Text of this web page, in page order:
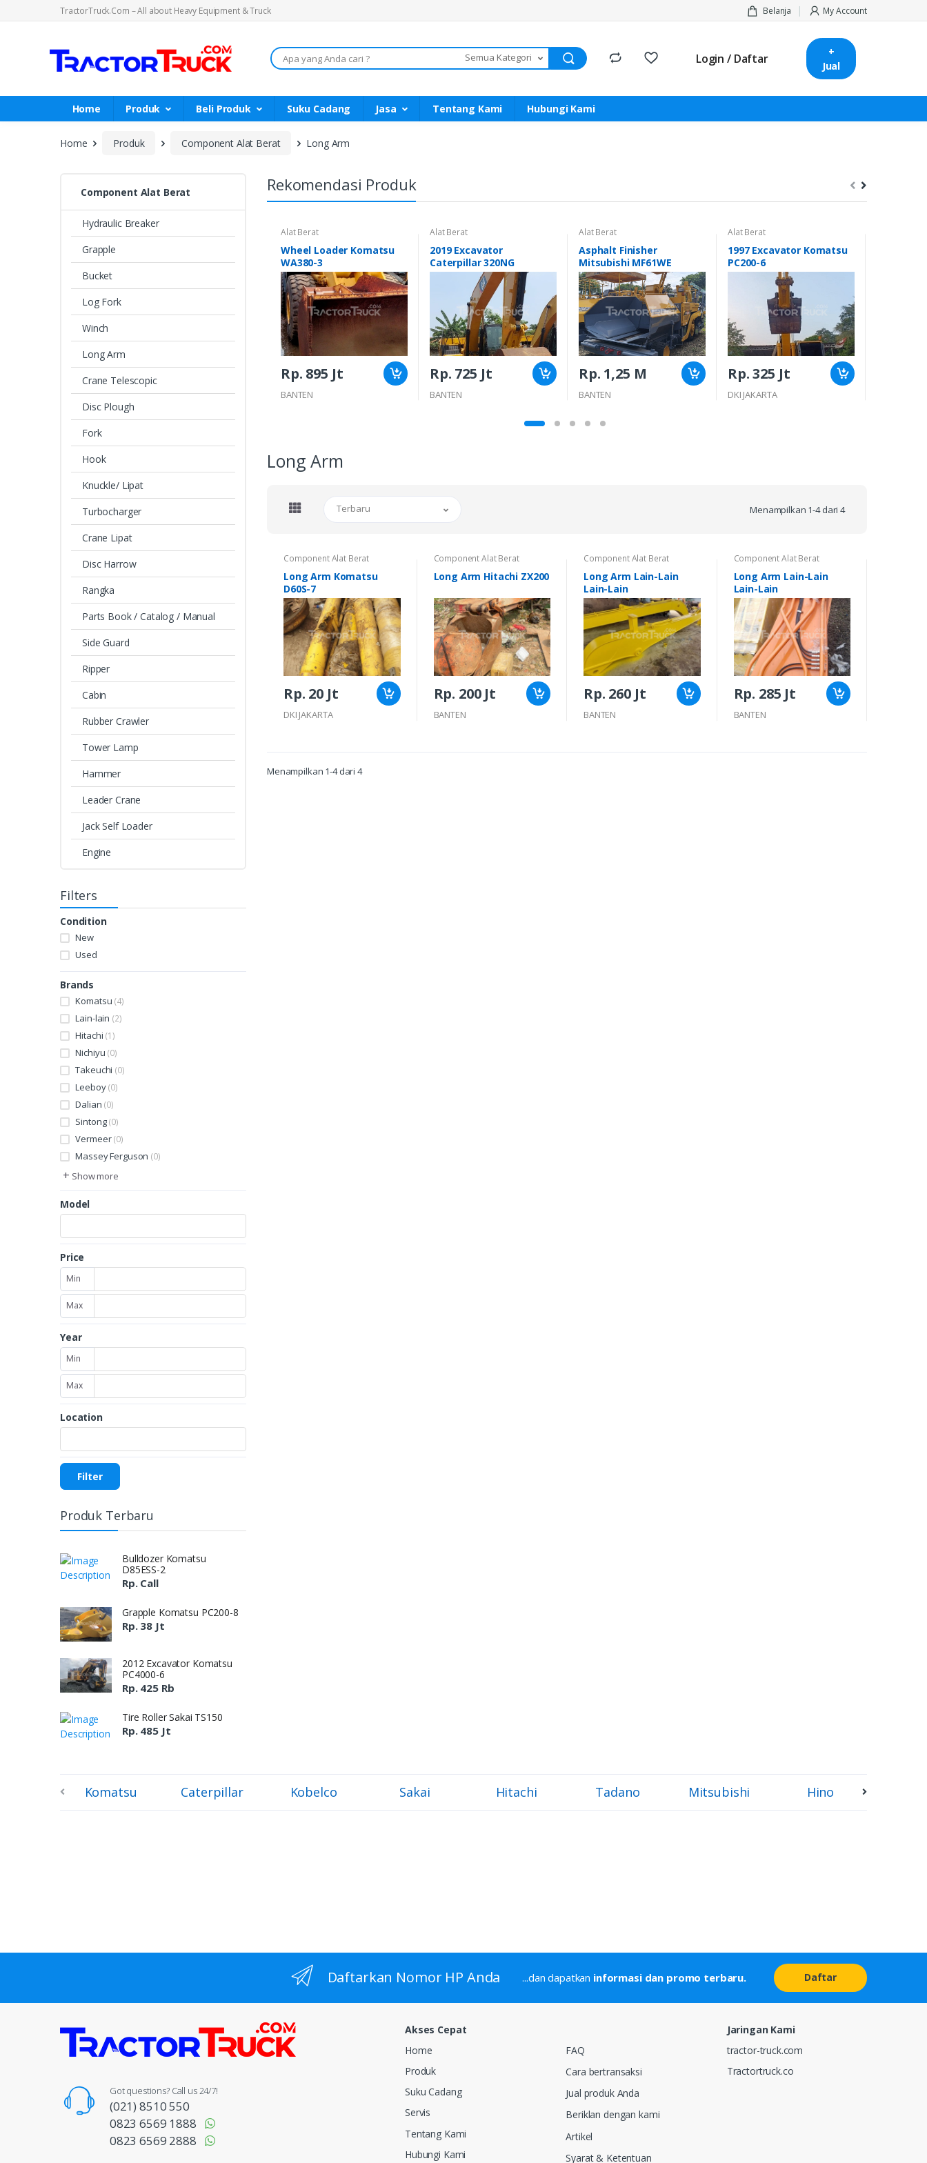
TractorTruck.Com – All about Heavy Equipment & Truck Belanja My Account
Search Semua Kategori Login / Daftar
+
Jual
Home Produk Beli Produk Suku Cadang Jasa Tentang Kami Hubungi Kami
Home Produk Component Alat Berat Long Arm
Component Alat Berat
Hydraulic Breaker
Grapple
Bucket
Log Fork
Winch
Long Arm
Crane Telescopic
Disc Plough
Fork
Hook
Knuckle/ Lipat
Turbocharger
Crane Lipat
Disc Harrow
Rangka
Parts Book / Catalog / Manual
Side Guard
Ripper
Cabin
Rubber Crawler
Tower Lamp
Hammer
Leader Crane
Jack Self Loader
Engine
Filters
Condition
New
Used
Brands
Komatsu (4)
Lain-lain (2)
Hitachi (1)
Nichiyu (0)
Takeuchi (0)
Leeboy(0)
Dalian (0)
Sintong(0)
Vermeer(0)
Massey Ferguson (0)
+ Show more
Model
Price
Min
Max
Year
Min
Max
Location
Filter
Produk Terbaru
Bulldozer Komatsu
D85ESS-2
Rp. Call
Grapple Komatsu PC200-8
Rp. 38 Jt
2012 Excavator Komatsu
PC4000-6
Rp. 425 Rb
Tire Roller Sakai TS150
Rp. 485 Jt
Rekomendasi Produk
Alat Berat
Wheel Loader Komatsu
WA380-3
Rp. 895 Jt
BANTEN
Alat Berat
2019 Excavator
Caterpillar 320NG
Rp. 725 Jt
BANTEN
Alat Berat
Asphalt Finisher
Mitsubishi MF61WE
Rp. 1,25 M
BANTEN
Alat Berat
1997 Excavator Komatsu
PC200-6
Rp. 325 Jt
DKI JAKARTA
Long Arm
Terbaru Menampilkan 1-4 dari 4
Component Alat Berat
Long Arm Komatsu
D60S-7
Rp. 20 Jt
DKI JAKARTA
Component Alat Berat
Long Arm Hitachi ZX200
Rp. 200 Jt
BANTEN
Component Alat Berat
Long Arm Lain-Lain
Lain-Lain
Rp. 260 Jt
BANTEN
Component Alat Berat
Long Arm Lain-Lain
Lain-Lain
Rp. 285 Jt
BANTEN
Menampilkan 1-4 dari 4
Komatsu Caterpillar Kobelco Sakai Hitachi Tadano Mitsubishi Hino
Daftarkan Nomor HP Anda ...dan dapatkan informasi dan promo terbaru. Daftar
Got questions? Call us 24/7!
(021) 8510 550
0823 6569 1888
0823 6569 2888
Akses Cepat
Home
Produk
Suku Cadang
Servis
Tentang Kami
Hubungi Kami
FAQ
Cara bertransaksi
Jual produk Anda
Beriklan dengan kami
Artikel
Syarat & Ketentuan
Jaringan Kami
tractor-truck.com
Tractortruck.co